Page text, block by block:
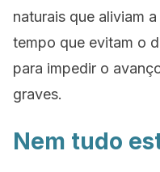
naturais que aliviam
tempo que evitam o
para impedir o
graves.
Nem tudo